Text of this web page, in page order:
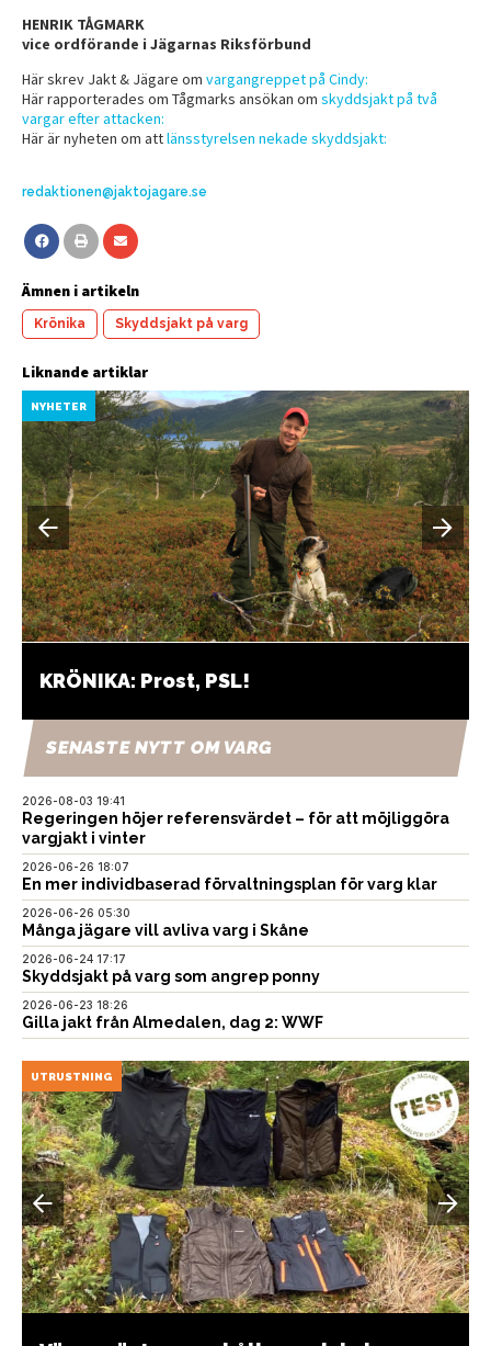
HENRIK TÅGMARK
vice ordförande i Jägarnas Riksförbund
Här skrev Jakt & Jägare om vargangreppet på Cindy:
Här rapporterades om Tågmarks ansökan om skyddsjakt på två
vargar efter attacken:
Här är nyheten om attlänsstyrelsen nekade skyddsjakt:
redaktionen@jaktojagare.se
Ämnen i artikeln
Krönika Skyddsjakt på varg
Liknande artiklar
NYHETER
KRÖNIKA: Prost, PSL!
SENASTE NYTT OM VARG
2026-08-03 19:41
Regeringen höjer referensvärdet – för att möjliggöra
vargjakt i vinter
2026-06-26 18:07
En mer individbaserad förvaltningsplan för varg klar
2026-06-26 05:30
Många jägare vill avliva varg i Skåne
2026-06-24 17:17
Skyddsjakt på varg som angrep ponny
2026-06-23 18:26
Gilla jakt från Almedalen, dag 2: WWF
UTRUSTNING